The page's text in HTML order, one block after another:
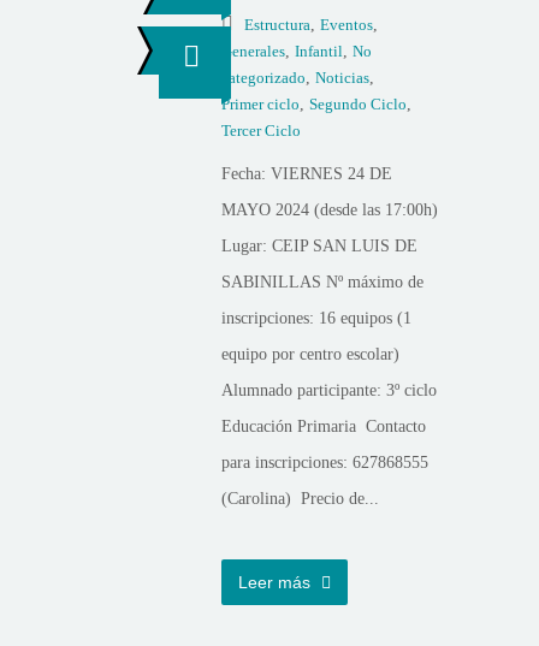
Estructura, Eventos,
Generales, Infantil, No
categorizado, Noticias,
Primer ciclo, Segundo Ciclo,
Tercer Ciclo
Fecha: VIERNES 24 DE
MAYO 2024 (desde las 17:00h)
Lugar: CEIP SAN LUIS DE
SABINILLAS Nº máximo de
inscripciones: 16 equipos (1
equipo por centro escolar)
Alumnado participante: 3º ciclo
Educación Primaria Contacto
para inscripciones: 627868555
(Carolina) Precio de...
Leer más